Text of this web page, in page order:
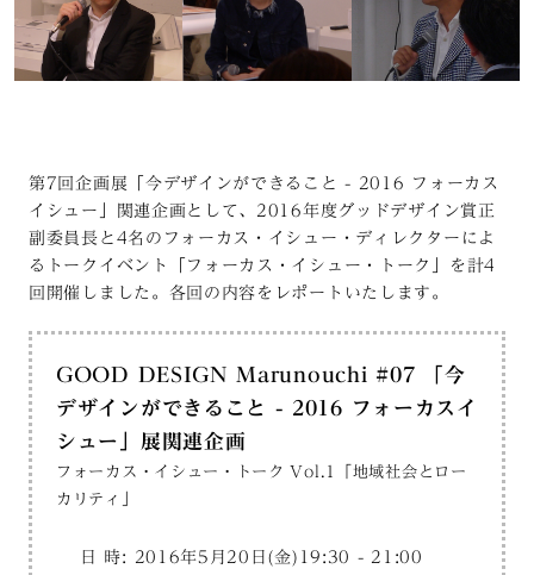
第7回企画展「今デザインができること - 2016 フォーカス
イシュー」関連企画として、2016年度グッドデザイン賞正
副委員長と4名のフォーカス・イシュー・ディレクターによ
るトークイベント「フォーカス・イシュー・トーク」を計4
回開催しました。各回の内容をレポートいたします。
GOOD DESIGN Marunouchi #07 「今
デザインができること - 2016 フォーカスイ
シュー」展関連企画
フォーカス・イシュー・トーク Vol.1「地域社会とロー
カリティ」
日 時: 2016年5月20日(金)19:30 - 21:00